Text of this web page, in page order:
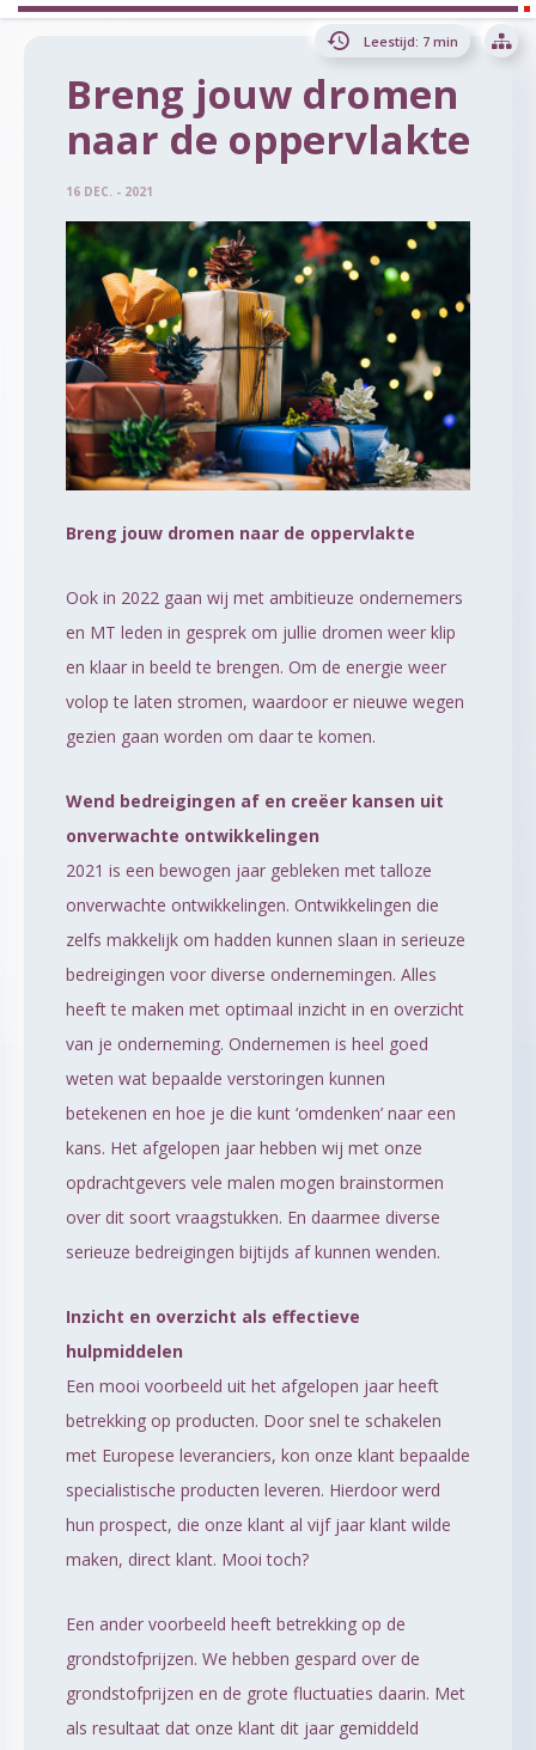
Breng jouw dromen
naar de oppervlakte
Leestijd: 7 min
16 DEC. - 2021
Breng jouw dromen naar de oppervlakte
Ook in 2022 gaan wij met ambitieuze ondernemers
en MT leden in gesprek om jullie dromen weer klip
en klaar in beeld te brengen. Om de energie weer
volop te laten stromen, waardoor er nieuwe wegen
gezien gaan worden om daar te komen.
Wend bedreigingen af en creëer kansen uit
onverwachte ontwikkelingen
2021 is een bewogen jaar gebleken met talloze
onverwachte ontwikkelingen. Ontwikkelingen die
zelfs makkelijk om hadden kunnen slaan in serieuze
bedreigingen voor diverse ondernemingen. Alles
heeft te maken met optimaal inzicht in en overzicht
van je onderneming. Ondernemen is heel goed
weten wat bepaalde verstoringen kunnen
betekenen en hoe je die kunt ‘omdenken’ naar een
kans. Het afgelopen jaar hebben wij met onze
opdrachtgevers vele malen mogen brainstormen
over dit soort vraagstukken. En daarmee diverse
serieuze bedreigingen bijtijds af kunnen wenden.
Inzicht en overzicht als effectieve
hulpmiddelen
Een mooi voorbeeld uit het afgelopen jaar heeft
betrekking op producten. Door snel te schakelen
met Europese leveranciers, kon onze klant bepaalde
specialistische producten leveren. Hierdoor werd
hun prospect, die onze klant al vijf jaar klant wilde
maken, direct klant. Mooi toch?
Een ander voorbeeld heeft betrekking op de
grondstofprijzen. We hebben gespard over de
grondstofprijzen en de grote fluctuaties daarin. Met
als resultaat dat onze klant dit jaar gemiddeld